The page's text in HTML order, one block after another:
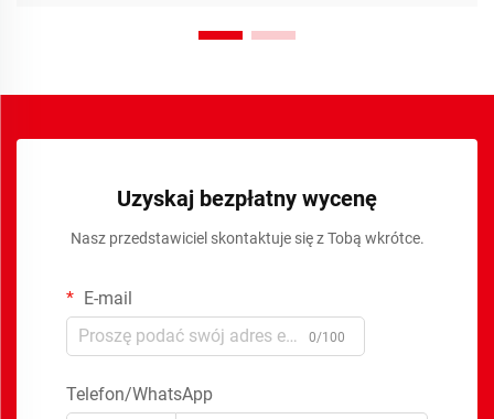
Uzyskaj bezpłatny wycenę
Nasz przedstawiciel skontaktuje się z Tobą wkrótce.
E-mail
0/100
Telefon/WhatsApp